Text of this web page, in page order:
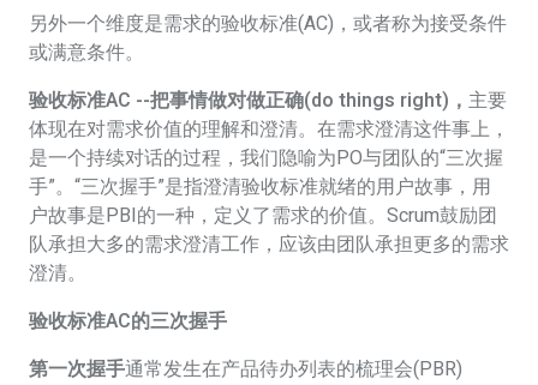
另外一个维度是需求的验收标准(AC)，或者称为接受条件
或满意条件。
验收标准AC --把事情做对做正确(do things right)， 主要
体现在对需求价值的理解和澄清。在需求澄清这件事上，
是一个持续对话的过程，我们隐喻为PO与团队的“三次握
手”。“三次握手”是指澄清验收标准就绪的用户故事，用
户故事是PBI的一种，定义了需求的价值。Scrum鼓励团
队承担大多的需求澄清工作，应该由团队承担更多的需求
澄清。
验收标准AC的三次握手
第一次握手通常发生在产品待办列表的梳理会(PBR)